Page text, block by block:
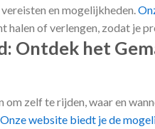
en mogelijkheden.
halen of verlengen, zodat je
Ontdek het
om zelf te rijden, waar en
Onze website biedt je de